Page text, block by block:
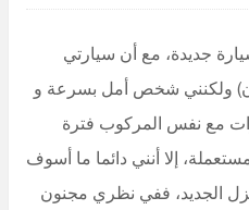
جديدة، مع أن سيارتي
ولكنني شخص أمل بسرعة و
مع نفس المركوب فترة
إلا أنني دائما ما أسوف
الجديد، ففي نظري مجنون